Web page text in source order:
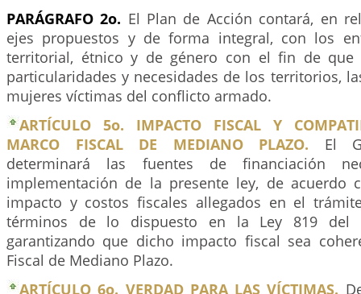
PARÁGRAFO 2o. El Plan de Acción contará, en
ejes propuestos y de forma integral, con los
territorial, étnico y de género con el fin de que
particularidades y necesidades de los territorios,
mujeres víctimas del conflicto armado.
ARTÍCULO 5o. IMPACTO FISCAL Y
MARCO FISCAL DE MEDIANO PLAZO. El
determinará las fuentes de financiación
implementación de la presente ley, de acuerdo
impacto y costos fiscales allegados en el
términos de lo dispuesto en la Ley 819 del
garantizando que dicho impacto fiscal sea
Fiscal de Mediano Plazo.
ARTÍCULO 6o. VERDAD PARA LAS VÍCTIMAS.